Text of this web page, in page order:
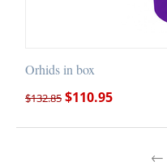
Orhids in box
$132.85 $110.95